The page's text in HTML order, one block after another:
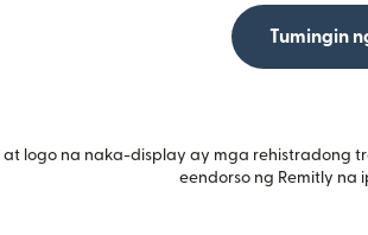
Tumingin
logo na naka-display ay mga
eendorso ng Remitly na